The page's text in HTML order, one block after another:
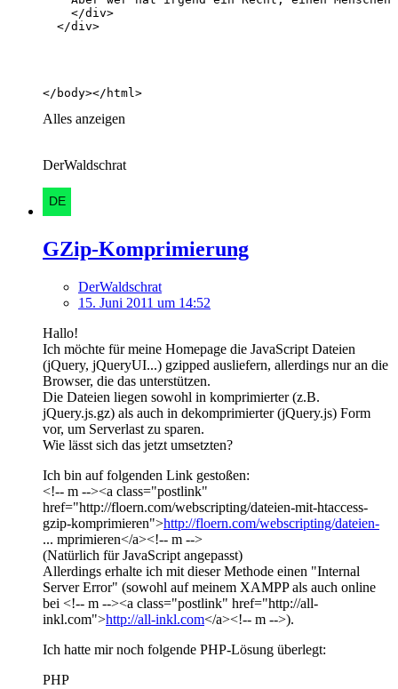
</body></html>
Alles anzeigen
DerWaldschrat
GZip-Komprimierung
DerWaldschrat
15. Juni 2011 um 14:52
Hallo!
Ich möchte für meine Homepage die JavaScript Dateien
(jQuery, jQueryUI...) gzipped ausliefern, allerdings nur an die
Browser, die das unterstützen.
Die Dateien liegen sowohl in komprimierter (z.B.
jQuery.js.gz) als auch in dekomprimierter (jQuery.js) Form
vor, um Serverlast zu sparen.
Wie lässt sich das jetzt umsetzten?
Ich bin auf folgenden Link gestoßen:
<!-- m --><a class="postlink"
href="http://floern.com/webscripting/dateien-mit-htaccess-
gzip-komprimieren">http://floern.com/webscripting/dateien-
... mprimieren</a><!-- m -->
(Natürlich für JavaScript angepasst)
Allerdings erhalte ich mit dieser Methode einen "Internal
Server Error" (sowohl auf meinem XAMPP als auch online
bei <!-- m --><a class="postlink" href="http://all-
inkl.com">http://all-inkl.com</a><!-- m -->).
Ich hatte mir noch folgende PHP-Lösung überlegt:
PHP